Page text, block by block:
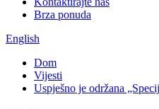
Brza ponuda
English
Dom
Vijesti
Uspješno je održana